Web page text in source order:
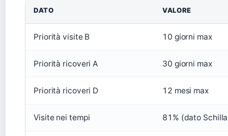
DATO VALORE
Priorità visite B 10 giorni max
Priorità ricoveri A 30 giorni max
Priorità ricoveri D 12 mesi max
Visite nei tempi 81% (dato